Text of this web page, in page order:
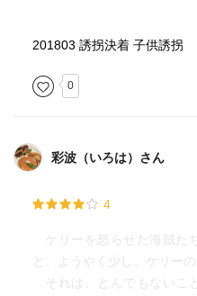
201803 誘拐決着 子供誘拐
0
彩波（いろは）さん
4
ケリーを怒らせた海賊た
と、ようやく少し、ケリー
それは、とんでもないこ